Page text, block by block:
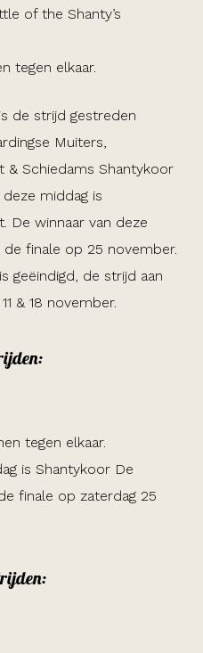
of the Shanty’s
tegen elkaar.
de strijd gestreden
Muiters,
& Schiedams Shantykoor
middag is
De winnaar van deze
finale op 25 november.
geëindigd, de strijd aan
& 18 november.
tegen elkaar.
is Shantykoor De
finale op zaterdag 25